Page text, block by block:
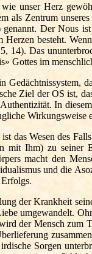
unser Herz
als Zentrum
Der Nous
besteht.
14). Das
Gottes im
Gedächtnissystem,
Ziel der OS ist,
In diesem
Wirkungsweise
das Wesen des
mit Ihm) zu
macht den
und die
der Krankheit
umgewandelt.
der Mensch zum
Sorgen